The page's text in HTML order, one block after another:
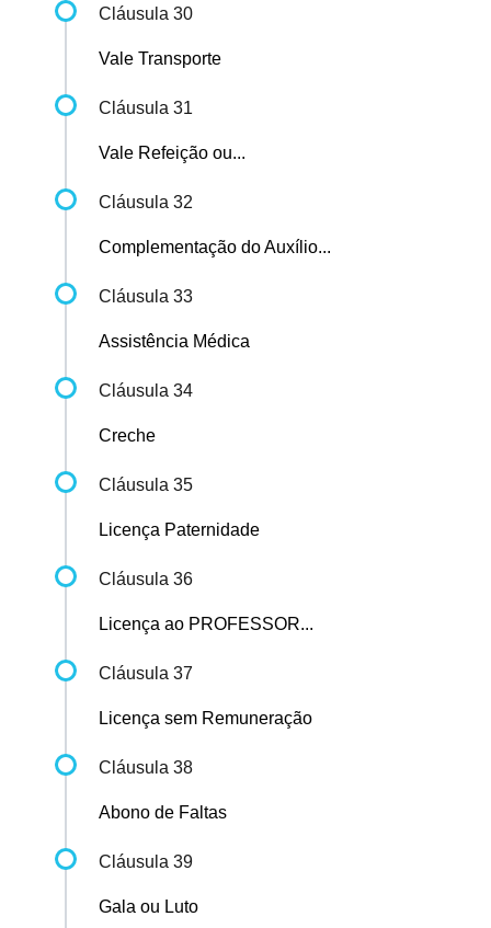
Cláusula 30
Vale Transporte
Cláusula 31
Vale Refeição ou...
Cláusula 32
Complementação do Auxílio...
Cláusula 33
Assistência Médica
Cláusula 34
Creche
Cláusula 35
Licença Paternidade
Cláusula 36
Licença ao PROFESSOR...
Cláusula 37
Licença sem Remuneração
Cláusula 38
Abono de Faltas
Cláusula 39
Gala ou Luto